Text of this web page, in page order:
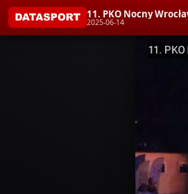
11. PKO Nocny
2025-06-14